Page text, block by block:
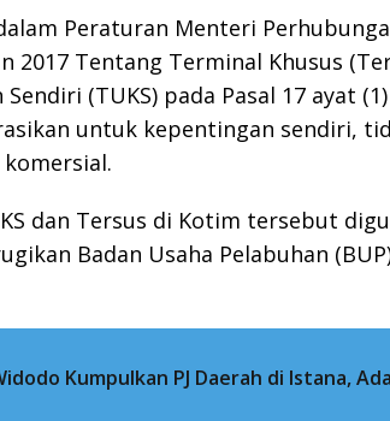
Peraturan Menteri
2017 Tentang Terminal Khusus
(TUKS) pada Pasal 17 ayat
untuk kepentingan sendiri,
dan Tersus di Kotim tersebut
Badan Usaha Pelabuhan
Kumpulkan PJ Daerah di Istana,